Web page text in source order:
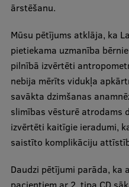
ārstēšanu.
Mūsu pētījums atklāja, ka
pietiekama uzmanība
pilnībā izvērtēti
nebija mērīts vidukļa
savākta dzimšanas
slimības vēsturē atrodams
izvērtēti kaitīgie ieradumi,
saistīto komplikāciju
Daudzi pētījumi parāda, ka